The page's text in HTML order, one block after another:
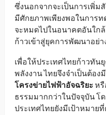
ซึ่งนอกจากจะเป็นการเพิ่ม
มีศักยภาพเพียงพอในการ
จะหมดไปในอนาคตอันใกล้
ก้าวเข้าสู่ยุคการพัฒนาอย่
เพื่อให้ประเทศไทยก้าวทัน
พลังงาน ไทยจึงจำเป็นต้อ
โครงข่ายไฟฟ้าอัจฉริยะ หรื
ธรรมมากกว่าในปัจจุบัน โ
ประเทศไทยยังมีเป้าหมาย